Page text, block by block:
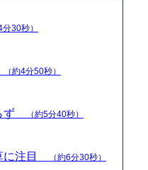
分30秒）
（約4分50秒）
ず （約5分40秒）
に注目 （約6分30秒）